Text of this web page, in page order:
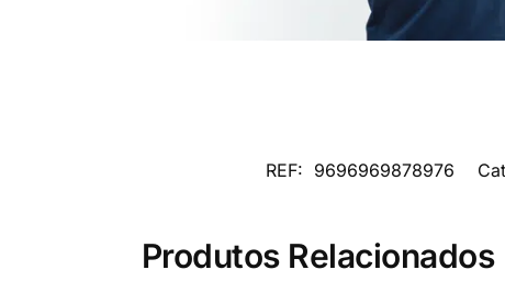
REF: 9696969878976
Produtos Relacionados